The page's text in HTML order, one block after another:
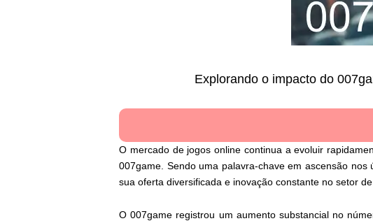
Explorando o impacto do
O mercado de jogos online continua a evoluir
007game. Sendo uma palavra-chave em ascensão
sua oferta diversificada e inovação constante no setor
O 007game registrou um aumento substancial no